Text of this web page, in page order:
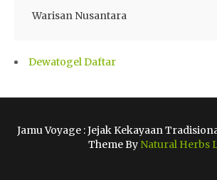
Warisan Nusantara
Dewatogel Daftar
Jamu Voyage : Jejak Kekayaan
Theme By Natural Herbs